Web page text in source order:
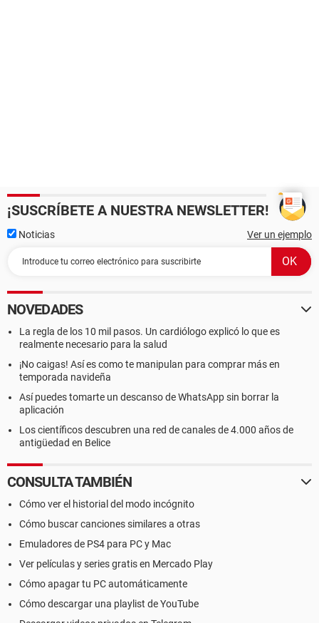
¡SUSCRÍBETE A NUESTRA NEWSLETTER!
Noticias Ver un ejemplo
NOVEDADES
La regla de los 10 mil pasos. Un cardiólogo explicó lo que es
realmente necesario para la salud
¡No caigas! Así es como te manipulan para comprar más en
temporada navideña
Así puedes tomarte un descanso de WhatsApp sin borrar la
aplicación
Los científicos descubren una red de canales de 4.000 años de
antigüedad en Belice
CONSULTA TAMBIÉN
Cómo ver el historial del modo incógnito
Cómo buscar canciones similares a otras
Emuladores de PS4 para PC y Mac
Ver películas y series gratis en Mercado Play
Cómo apagar tu PC automáticamente
Cómo descargar una playlist de YouTube